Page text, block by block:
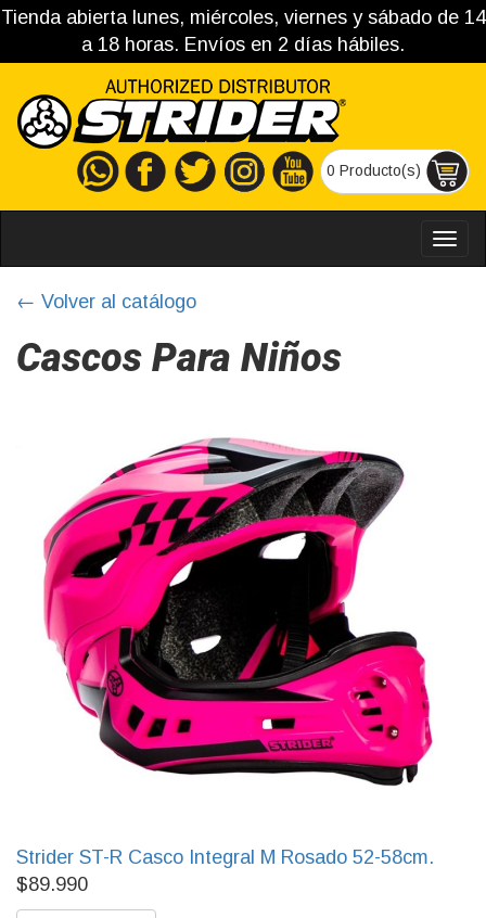
Tienda abierta lunes, miércoles, viernes y sábado de 14
a 18 horas. Envíos en 2 días hábiles.
0 Producto(s)
← Volver al catálogo
Cascos Para Niños
Strider ST-R Casco Integral M Rosado 52-58cm.
$89.990